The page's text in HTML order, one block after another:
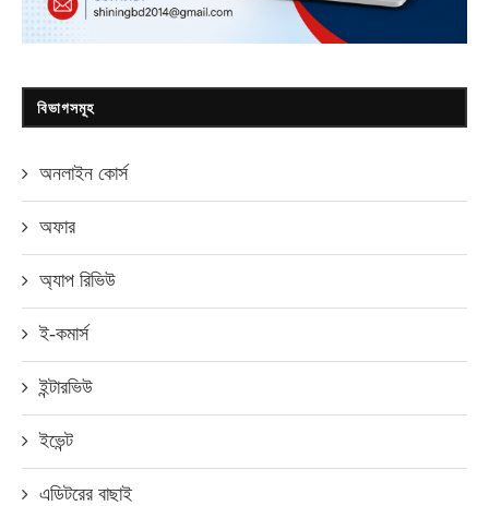
বিভাগসমূহ
অনলাইন কোর্স
অফার
অ্যাপ রিভিউ
ই-কমার্স
ইন্টারভিউ
ইভেন্ট
এডিটরের বাছাই